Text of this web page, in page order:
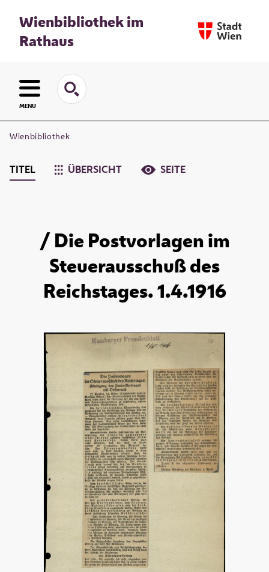
Wienbibliothek im
Rathaus
MENU
Wienbibliothek
TITEL ÜBERSICHT SEITE
/ Die Postvorlagen im
Steuerausschuß des
Reichstages. 1.4.1916